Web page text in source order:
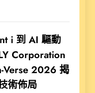
i 到 AI 驅動
Corporation
Verse 2026 揭
術佈局